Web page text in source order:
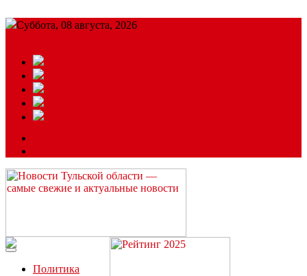
Суббота, 08 августа, 2026
Читайте последние новости дня в Тульской области на сайте
“ЗаНовомосковск”
Политика